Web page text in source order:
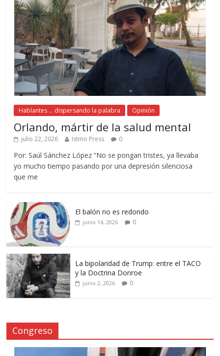
Hablantes ... dispersando la palabra Opinión
Orlando, mártir de la salud mental
julio 22, 2026 Istmo Press 0
Por: Saúl Sánchez López “No se pongan tristes, ya llevaba
yo mucho tiempo pasando por una depresión silenciosa
que me
El balón no es redondo
junio 14, 2026 0
La bipolaridad de Trump: entre el TACO
y la Doctrina Donroe
junio 2, 2026 0
Congreso